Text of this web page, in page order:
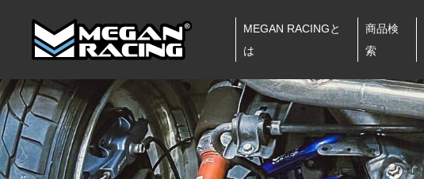
MEGAN RACINGと
は
商品検
索